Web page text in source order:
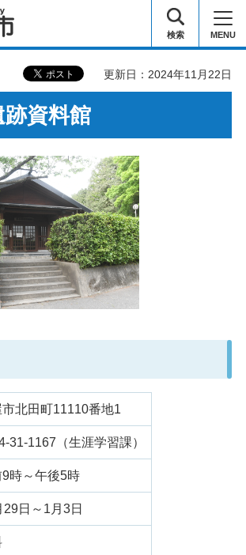
検索 MENU
更新日：2024年11月22日
資料館
市北田町11110番地1
31-1167（生涯学習課）
時～午後5時
29日～1月3日